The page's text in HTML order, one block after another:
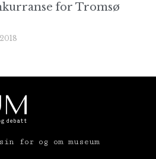
for Tromsø
for og om museum